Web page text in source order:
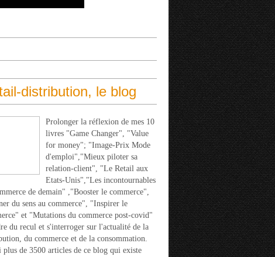
distribution, le blog
Prolonger la réflexion de mes 10
livres "Game Changer", "Value
for money"; "Image-Prix Mode
d'emploi","Mieux piloter sa
relation-client", "Le Retail aux
Etats-Unis","Les incontournables
de demain" ,"Booster le commerce",
du sens au commerce", "Inspirer le
et "Mutations du commerce post-covid"
du recul et s'interroger sur l'actualité de la
du commerce et de la consommation.
plus de 3500 articles de ce blog qui existe